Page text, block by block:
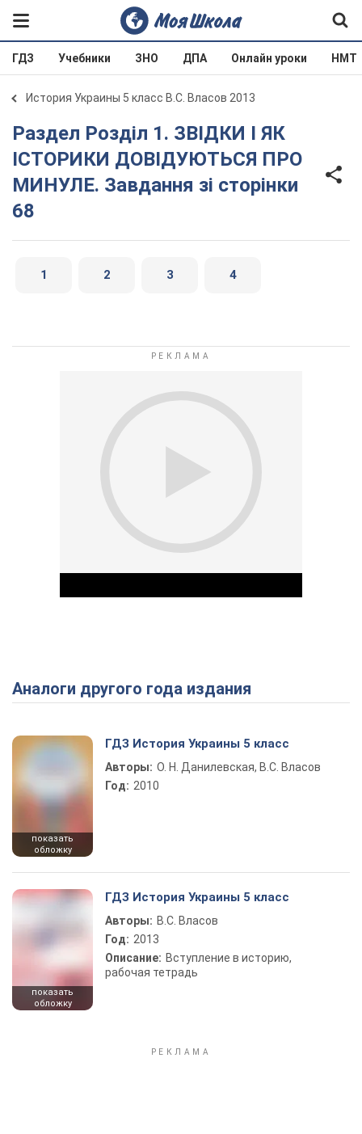
ГДЗ Учебники ЗНО ДПА Онлайн уроки НМТ
История Украины 5 класс В.С. Власов 2013
Раздел Розділ 1. ЗВІДКИ І ЯК
ІСТОРИКИ ДОВІДУЮТЬСЯ ПРО
МИНУЛЕ. Завдання зі сторінки
68
1 2 3 4
Play Video
Аналоги другого года издания
показать
обложку
ГДЗ История Украины 5 класс
Авторы: О. Н. Данилевская, В.С. Власов
Год: 2010
показать
обложку
ГДЗ История Украины 5 класс
Авторы: В.С. Власов
Год: 2013
Описание: Вступление в историю,
рабочая тетрадь